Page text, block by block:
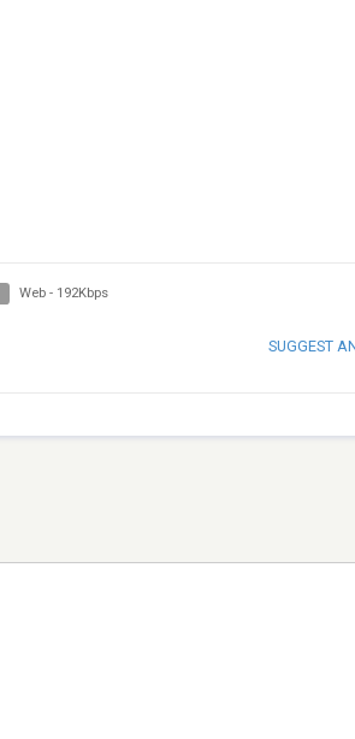
Web - 192Kbps
SUGGEST